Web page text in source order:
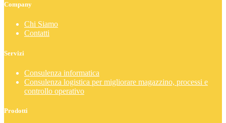
Company
Chi Siamo
Contatti
Servizi
Consulenza informatica
Consulenza logistica per migliorare magazzino, processi e
controllo operativo
Prodotti